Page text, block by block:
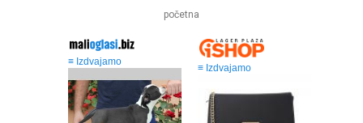
početna